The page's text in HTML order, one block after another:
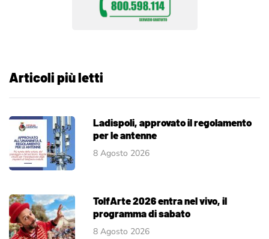
Articoli più letti
Ladispoli, approvato il regolamento
per le antenne
8 Agosto 2026
TolfArte 2026 entra nel vivo, il
programma di sabato
8 Agosto 2026